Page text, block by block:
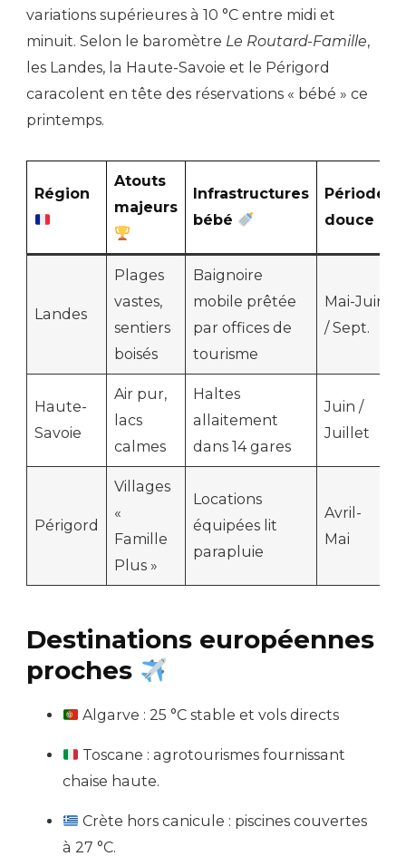
variations supérieures à 10 °C entre midi et
minuit. Selon le baromètre Le Routard-Famille,
les Landes, la Haute-Savoie et le Périgord
caracolent en tête des réservations « bébé » ce
printemps.
Région
Atouts
majeurs
Infrastructures
bébé
Période
douce
Landes
Plages
vastes,
sentiers
boisés
Baignoire
mobile prêtée
par offices de
tourisme
Mai-Juin
/ Sept.
Haute-
Savoie
Air pur,
lacs
calmes
Haltes
allaitement
dans 14 gares
Juin /
Juillet
Périgord
Villages
«
Famille
Plus »
Locations
équipées lit
parapluie
Avril-
Mai
Destinations européennes
proches
Algarve : 25 °C stable et vols directs
Toscane : agrotourismes fournissant
chaise haute.
Crète hors canicule : piscines couvertes
à 27 °C.